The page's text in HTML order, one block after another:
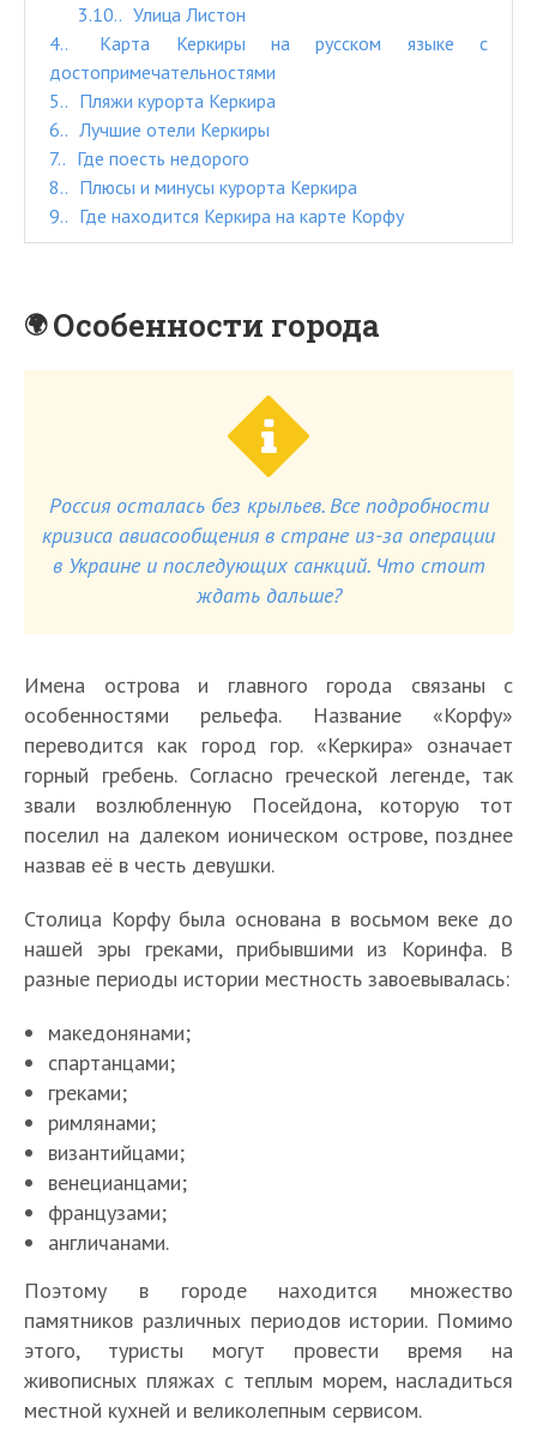
3.10.
Улица Листон
4.
Карта Керкиры на русском языке с
достопримечательностями
5.
Пляжи курорта Керкира
6.
Лучшие отели Керкиры
7.
Где поесть недорого
8.
Плюсы и минусы курорта Керкира
9.
Где находится Керкира на карте Корфу
Особенности города
Россия осталась без крыльев. Все подробности
кризиса авиасообщения в стране из-за операции
в Украине и последующих санкций. Что стоит
ждать дальше?
Имена острова и главного города связаны с
особенностями рельефа. Название «Корфу»
переводится как город гор. «Керкира» означает
горный гребень. Согласно греческой легенде, так
звали возлюбленную Посейдона, которую тот
поселил на далеком ионическом острове, позднее
назвав её в честь девушки.
Столица Корфу была основана в восьмом веке до
нашей эры греками, прибывшими из Коринфа. В
разные периоды истории местность завоевывалась:
македонянами;
спартанцами;
греками;
римлянами;
византийцами;
венецианцами;
французами;
англичанами.
Поэтому в городе находится множество
памятников различных периодов истории. Помимо
этого, туристы могут провести время на
живописных пляжах с теплым морем, насладиться
местной кухней и великолепным сервисом.